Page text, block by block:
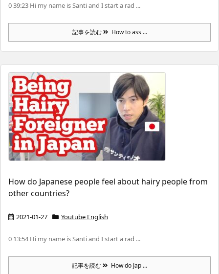
0 39:23 Hi my name is Santi and I start a rad ...
記事を読む How to ass ...
How do Japanese people feel about hairy people from
other countries?
2021-01-27 Youtube English
0 13:54 Hi my name is Santi and I start a rad ...
記事を読む How do Jap ...